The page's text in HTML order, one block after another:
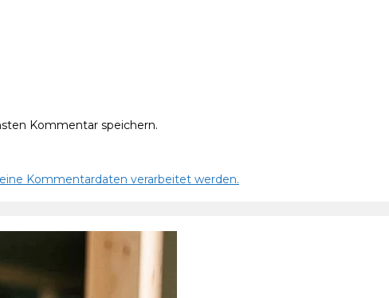
Kommentar speichern.
Kommentardaten verarbeitet werden.